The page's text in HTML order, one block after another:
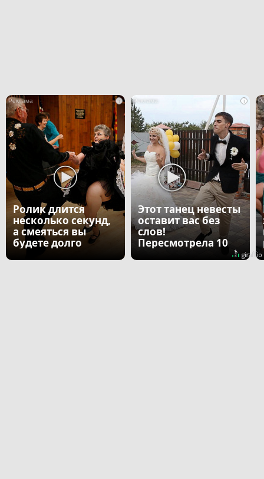
i
Ролик длится
несколько секунд,
а смеяться вы
будете долго
i
Этот танец невесты
оставит вас без
слов!
Пересмотрела 10